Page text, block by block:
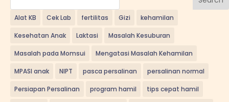
Alat KB Cek Lab fertilitas Gizi kehamilan
Kesehatan Anak Laktasi Masalah Kesuburan
Masalah pada Momsui Mengatasi Masalah Kehamilan
MPASI anak NIPT pasca persalinan persalinan normal
Persiapan Persalinan program hamil tips cepat hamil